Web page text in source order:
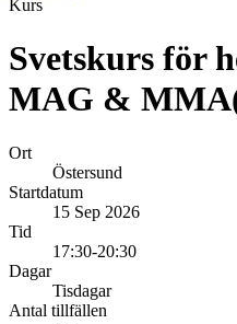
Kurs
Svetskurs för
MAG &
Ort
Östersund
Startdatum
15 Sep 2026
Tid
17:30-20:30
Dagar
Tisdagar
Antal tillfällen